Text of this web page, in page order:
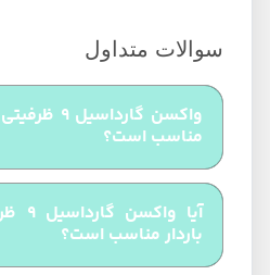
واکسن گارداسیل ۹
مناسب است؟
توانند آن را دریافت کنند، البته
آیا واکسن
باردار مناسب است؟